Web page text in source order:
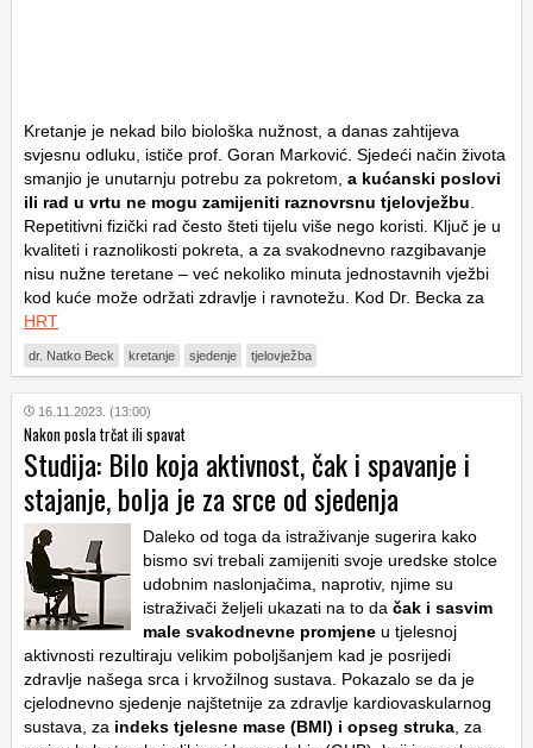
Kretanje je nekad bilo biološka nužnost, a danas zahtijeva
svjesnu odluku, ističe prof. Goran Marković. Sjedeći način života
smanjio je unutarnju potrebu za pokretom, a kućanski poslovi
ili rad u vrtu ne mogu zamijeniti raznovrsnu tjelovježbu.
Repetitivni fizički rad često šteti tijelu više nego koristi. Ključ je u
kvaliteti i raznolikosti pokreta, a za svakodnevno razgibavanje
nisu nužne teretane – već nekoliko minuta jednostavnih vježbi
kod kuće može održati zdravlje i ravnotežu. Kod Dr. Becka za
HRT
dr. Natko Beck kretanje sjedenje tjelovježba
16.11.2023. (13:00)
Nakon posla trčat ili spavat
Studija: Bilo koja aktivnost, čak i spavanje i
stajanje, bolja je za srce od sjedenja
Daleko od toga da istraživanje sugerira kako
bismo svi trebali zamijeniti svoje uredske stolce
udobnim naslonjačima, naprotiv, njime su
istraživači željeli ukazati na to da čak i sasvim
male svakodnevne promjene u tjelesnoj
aktivnosti rezultiraju velikim poboljšanjem kad je posrijedi
zdravlje našega srca i krvožilnog sustava. Pokazalo se da je
cjelodnevno sjedenje najštetnije za zdravlje kardiovaskularnog
sustava, za indeks tjelesne mase (BMI) i opseg struka, za